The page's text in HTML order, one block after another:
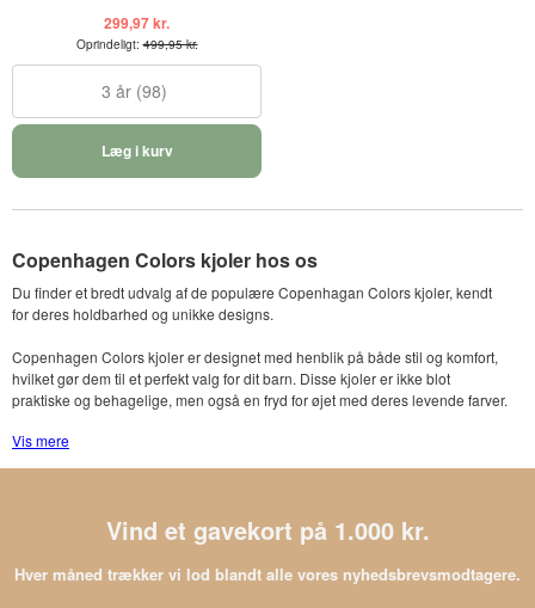
299,97 kr.
Oprindeligt:499,95 kr.
3 år (98)
Læg i kurv
Copenhagen Colors kjoler hos os
Du finder et bredt udvalg af de populære Copenhagan Colors kjoler, kendt
for deres holdbarhed og unikke designs.
Copenhagen Colors kjoler er designet med henblik på både stil og komfort,
hvilket gør dem til et perfekt valg for dit barn. Disse kjoler er ikke blot
praktiske og behagelige, men også en fryd for øjet med deres levende farver.
Udforsk vores sortiment, og opdag hvorfor Copenhagen Colors er blevet et
favoritvalg for forældre, der søger det bedste til deres børn.
Stort udvalg af Copenhagen Colors kjoler
Hos os finder du et imponerende udvalg af Copenhagen Colors kjoler. Vi
sørger altid for at have de nyeste kollektioner, så dit barn kan klædes
Vis mere
Vind et gavekort på 1.000 kr.
Hver måned trækker vi lod blandt alle vores nyhedsbrevsmodtagere.